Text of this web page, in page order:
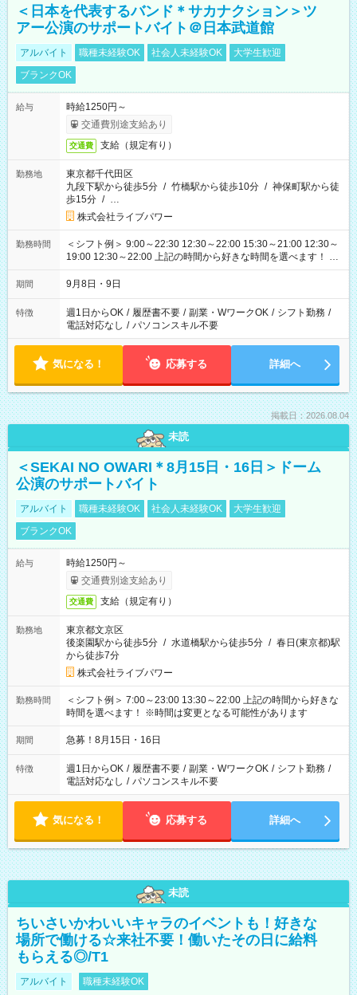
＜日本を代表するバンド＊サカナクション＞ツ
アー公演のサポートバイト＠日本武道館
アルバイト 職種未経験OK 社会人未経験OK
大学生歓迎
ブランクOK
給与
時給1250円～
交通費別途支給あり
交通費 支給（規定有り）
勤務地
東京都千代田区
九段下駅から徒歩5分 / 竹橋駅から徒歩10分 / 神保町駅から徒
歩15分 / …
株式会社ライブパワー
勤務時間
＜シフト例＞ 9:00～22:30 12:30～22:00 15:30～21:00 12:30～
19:00 12:30～22:00 上記の時間から好きな時間を選べます！ ※
時間は変更となる可能性があります
期間 9月8日・9日
特徴 週1日からOK / 履歴書不要 / 副業・WワークOK / シフト勤務 /
電話対応なし / パソコンスキル不要
気になる！ 応募する 詳細へ
掲載日：2026.08.04
未読
＜SEKAI NO OWARI＊8月15日・16日＞ドーム
公演のサポートバイト
アルバイト 職種未経験OK 社会人未経験OK
大学生歓迎
ブランクOK
給与
時給1250円～
交通費別途支給あり
交通費 支給（規定有り）
勤務地
東京都文京区
後楽園駅から徒歩5分 / 水道橋駅から徒歩5分 / 春日(東京都)駅
から徒歩7分
株式会社ライブパワー
勤務時間
＜シフト例＞ 7:00～23:00 13:30～22:00 上記の時間から好きな
時間を選べます！ ※時間は変更となる可能性があります
期間 急募！8月15日・16日
特徴 週1日からOK / 履歴書不要 / 副業・WワークOK / シフト勤務 /
電話対応なし / パソコンスキル不要
気になる！ 応募する 詳細へ
未読
ちいさいかわいいキャラのイベントも！好きな
場所で働ける☆来社不要！働いたその日に給料
もらえる◎/T1
アルバイト 職種未経験OK